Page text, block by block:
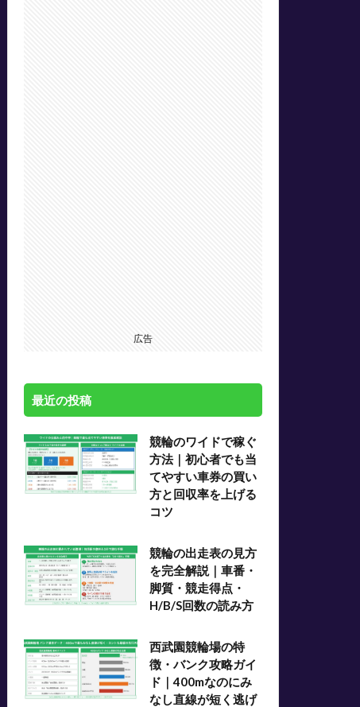
広告
最近の投稿
競輪のワイドで稼ぐ
方法｜初心者でも当
てやすい車券の買い
方と回収率を上げる
コツ
競輪の出走表の見方
を完全解説｜車番・
脚質・競走得点・
H/B/S回数の読み方
西武園競輪場の特
徴・バンク攻略ガイ
ド｜400mなのにみ
なし直線が短く逃げ